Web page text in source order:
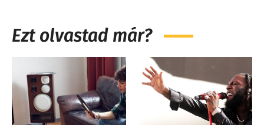
Ezt olvastad már?